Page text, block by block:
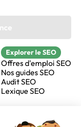
Explorer le SEO
Offres d'emploi SEO
Nos guides SEO
Audit SEO
Lexique SEO